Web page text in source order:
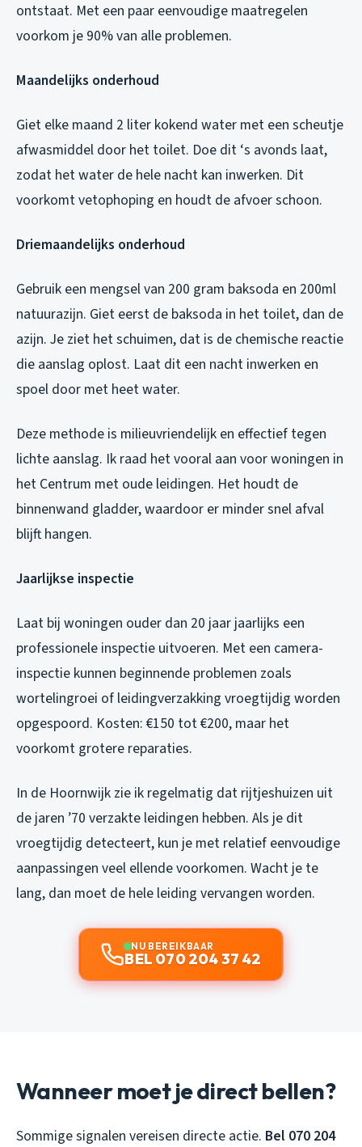
ontstaat. Met een paar eenvoudige maatregelen
voorkom je 90% van alle problemen.
Maandelijks onderhoud
Giet elke maand 2 liter kokend water met een scheutje
afwasmiddel door het toilet. Doe dit ‘s avonds laat,
zodat het water de hele nacht kan inwerken. Dit
voorkomt vetophoping en houdt de afvoer schoon.
Driemaandelijks onderhoud
Gebruik een mengsel van 200 gram baksoda en 200ml
natuurazijn. Giet eerst de baksoda in het toilet, dan de
azijn. Je ziet het schuimen, dat is de chemische reactie
die aanslag oplost. Laat dit een nacht inwerken en
spoel door met heet water.
Deze methode is milieuvriendelijk en effectief tegen
lichte aanslag. Ik raad het vooral aan voor woningen in
het Centrum met oude leidingen. Het houdt de
binnenwand gladder, waardoor er minder snel afval
blijft hangen.
Jaarlijkse inspectie
Laat bij woningen ouder dan 20 jaar jaarlijks een
professionele inspectie uitvoeren. Met een camera-
inspectie kunnen beginnende problemen zoals
wortelingroei of leidingverzakking vroegtijdig worden
opgespoord. Kosten: €150 tot €200, maar het
voorkomt grotere reparaties.
In de Hoornwijk zie ik regelmatig dat rijtjeshuizen uit
de jaren ’70 verzakte leidingen hebben. Als je dit
vroegtijdig detecteert, kun je met relatief eenvoudige
aanpassingen veel ellende voorkomen. Wacht je te
lang, dan moet de hele leiding vervangen worden.
NU BEREIKBAAR
BEL 070 204 37 42
Wanneer moet je direct bellen?
Sommige signalen vereisen directe actie. Bel 070 204